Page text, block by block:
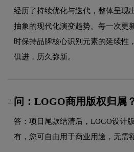
经历了持续优化与迭代，整体呈现
抽象的现代化演变趋势。每一次更
时保持品牌核心识别元素的延续性
俱进，历久弥新。
2. 问：LOGO商用版权归属
答：项目尾款结清后，LOGO设计
有，您可自由用于商业用途，无需